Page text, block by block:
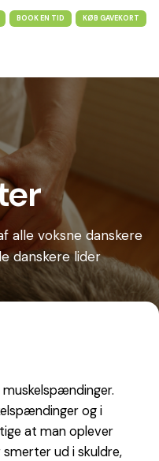
BOOK EN TID KØB GAVEKORT
alle voksne danskere
danskere lider
og i
at man oplever
ud i skuldre,